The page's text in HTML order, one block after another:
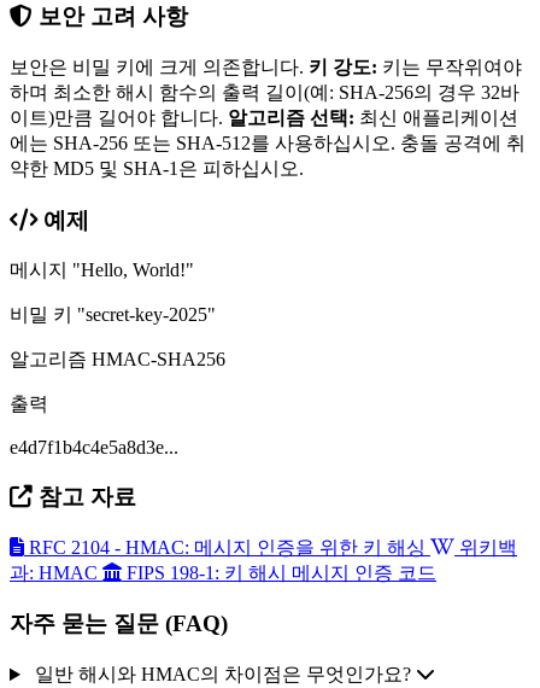
보안 고려 사항
보안은 비밀 키에 크게 의존합니다. 키 강도: 키는 무작위여야
하며 최소한 해시 함수의 출력 길이(예: SHA-256의 경우 32바
이트)만큼 길어야 합니다. 알고리즘 선택: 최신 애플리케이션
에는 SHA-256 또는 SHA-512를 사용하십시오. 충돌 공격에 취
약한 MD5 및 SHA-1은 피하십시오.
예제
메시지 "Hello, World!"
비밀 키 "secret-key-2025"
알고리즘 HMAC-SHA256
출력
e4d7f1b4c4e5a8d3e...
참고 자료
RFC 2104 - HMAC: 메시지 인증을 위한 키 해싱
위키백
과: HMAC
FIPS 198-1: 키 해시 메시지 인증 코드
자주 묻는 질문 (FAQ)
일반 해시와 HMAC의 차이점은 무엇인가요?